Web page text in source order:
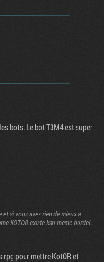
bots. Le bot T3M4 est super
si vous avez rien de mieux a
KOTOR existe kan meme bordel .
rpg pour mettre KotOR et